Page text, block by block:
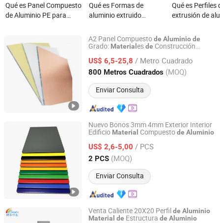
Qué es Panel Compuesto
de Aluminio PE para
para Edificios
Qué es Formas de
aluminio extruido
construcción de perfiles
de ventanas y puertas
Qué es Perfiles
extrusión de
materiales de
construcción
aisladas
A2 Panel Compuestode Aluminiode
Grado: Material esde Construcción
US$ 6,5-25,8 / Metro Cuadrado
800 Metros Cuadrados (MOQ)
Enviar Consulta
Guangzhou Goodsense Decorative Building Materials Co.,
Ltd.
Guangdong, China Desde 2019
Nuevo Bonos 3mm 4mm Exterior Interior
Edificio Material Compuestode Aluminio
US$ 2,6-5,00 / PCS
2 PCS (MOQ)
Enviar Consulta
Shandong Duoshun Building Materials Technology Co.,
Shandong, China Desde 2017
Venta Caliente 20X20 Perfil de Aluminio
Material de Estructura de Aluminio